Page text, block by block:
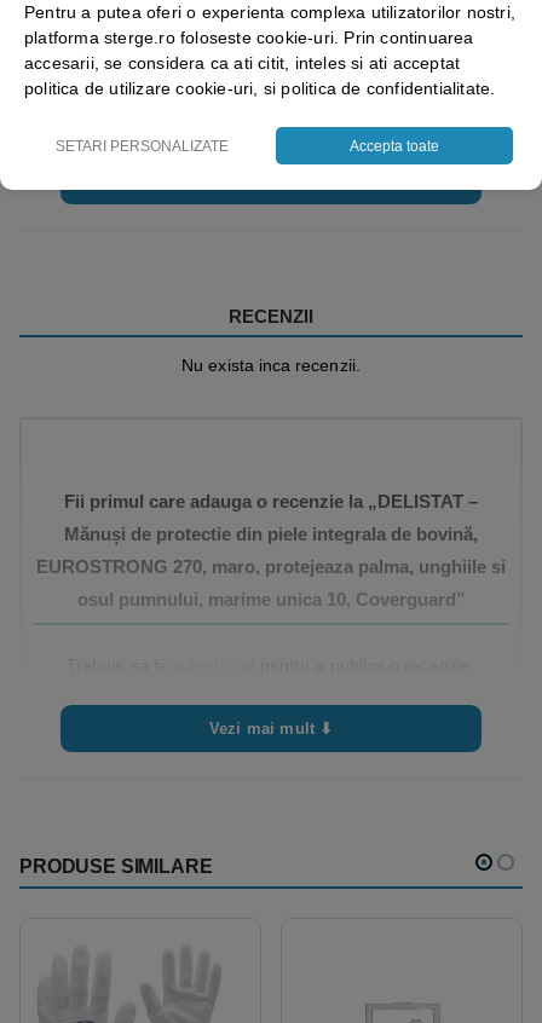
RECENZII
Nu exista inca recenzii.
Fii primul care adauga o recenzie la „DELISTAT –
Mănuși de protectie din piele integrala de bovină,
EUROSTRONG 270, maro, protejeaza palma, unghiile si
osul pumnului, marime unica 10, Coverguard”
Vezi mai mult ⬇
PRODUSE SIMILARE
Pentru a putea oferi o experienta complexa utilizatorilor nostri,
platforma sterge.ro foloseste cookie-uri. Prin continuarea
accesarii, se considera ca ati citit, inteles si ati acceptat
politica de utilizare cookie-uri, si politica de confidentialitate.
SETARI PERSONALIZATE Accepta toate